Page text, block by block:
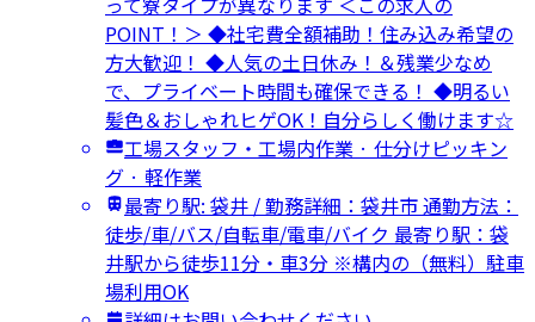
POINT！＞ ◆社宅費全額補助！住み込み希望の
方大歓迎！ ◆人気の土日休み！＆残業少なめ
で、プライベート時間も確保できる！ ◆明るい
髪色＆おしゃれヒゲOK！自分らしく働けます☆
工場スタッフ・工場内作業 · 仕分けピッキン
グ · 軽作業
最寄り駅: 袋井 / 勤務詳細：袋井市 通勤方法：
徒歩/車/バス/自転車/電車/バイク 最寄り駅：袋
井駅から徒歩11分・車3分 ※構内の（無料）駐車
場利用OK